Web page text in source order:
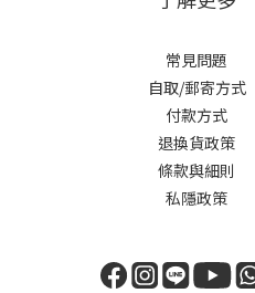
常見問題
自取/郵寄方式
付款方式
退換貨政策
條款與細則
私隱政策